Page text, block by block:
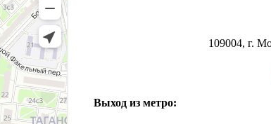
109004, г.
Выход из метро: